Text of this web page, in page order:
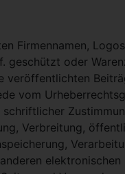
Firmennamen,
geschützt oder
veröffentlichten
vom
Verbreitung,